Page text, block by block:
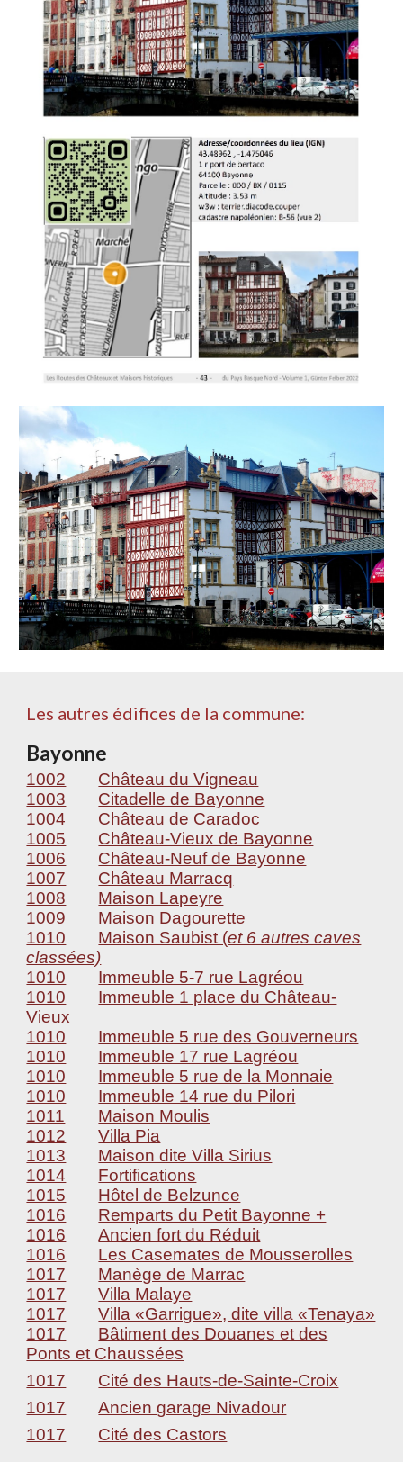
Les autres édifices de la commune:
Bayonne
1002
Château du Vigneau
1003
Citadelle de Bayonne
1004
Château de Caradoc
1005
Château-Vieux de Bayonne
1006
Château-Neuf de Bayonne
1007
Château Marracq
1008
Maison Lapeyre
1009
Maison Dagourette
1010
Maison Saubist (et 6 autres caves
classées)
1010
Immeuble 5-7 rue Lagréou
1010
Immeuble 1 place du Château-
Vieux
1010
Immeuble 5 rue des Gouverneurs
1010
Immeuble 17 rue Lagréou
1010
Immeuble 5 rue de la Monnaie
1010
Immeuble 14 rue du Pilori
1011
Maison Moulis
1012
Villa Pia
1013
Maison dite Villa Sirius
1014
Fortifications
1015
Hôtel de Belzunce
1016
Remparts du Petit Bayonne +
1016
Ancien fort du Réduit
1016
Les Casemates de Mousserolles
1017
Manège de Marrac
1017
Villa Malaye
1017
Villa «Garrigue», dite villa «Tenaya»
1017
Bâtiment des Douanes et des
Ponts et Chaussées
1017
Cité des Hauts-de-Sainte-Croix
1017
Ancien garage Nivadour
1017
Cité des Castors